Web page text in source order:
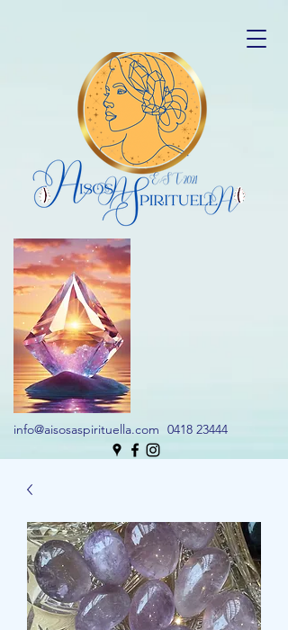
info@aisosaspirituella.com 0418 23444